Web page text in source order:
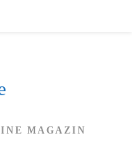
MAGAZIN